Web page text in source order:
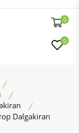
0
0
Dalgakiran